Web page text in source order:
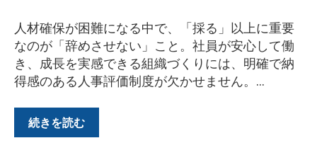
人材確保が困難になる中で、「採る」以上に重要
なのが「辞めさせない」こと。社員が安心して働
き、成長を実感できる組織づくりには、明確で納
得感のある人事評価制度が欠かせません。...
続きを読む